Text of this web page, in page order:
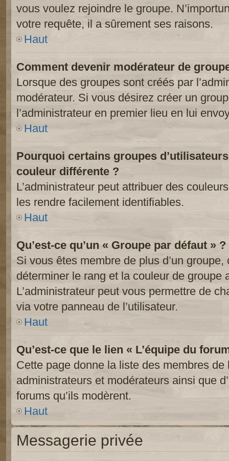
vous voulez rejoindre le groupe.
votre requête, il a sûrement ses raisons.
Haut
Comment devenir modérateur de
Lorsque des groupes sont créés par
modérateur. Si vous désirez créer un
l’administrateur en premier lieu en lui
Haut
Pourquoi certains groupes
couleur différente ?
L’administrateur peut attribuer des
les rendre facilement identifiables.
Haut
Qu’est-ce qu’un « Groupe par défaut » ?
Si vous êtes membre de plus d’un
déterminer le rang et la couleur de groupe
L’administrateur peut vous permettre de
via votre panneau de l’utilisateur.
Haut
Qu’est-ce que le lien « L’équipe du
Cette page donne la liste des membres de
administrateurs et modérateurs ainsi que
forums qu’ils modèrent.
Haut
Messagerie privée